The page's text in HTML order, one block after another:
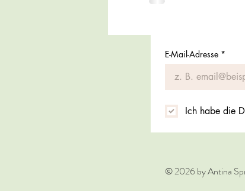
E-Mail-Adresse *
Ich habe die
© 2026 by Antina